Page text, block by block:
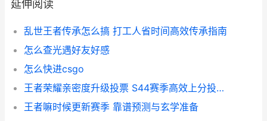
延伸阅读
乱世王者传承怎么搞 打工人省时间高效传承指南
怎么查光遇好友好感
怎么快进csgo
王者荣耀亲密度升级投票 S44赛季高效上分投票攻略
王者嘛时候更新赛季 靠谱预测与玄学准备